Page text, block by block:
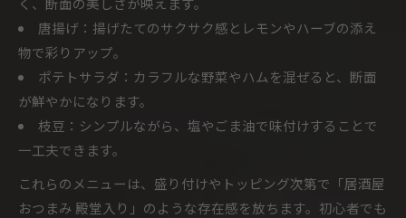
唐揚げ：揚げたてのサクサク感とレモンやハーブの添え
物で彩りアップ。
ポテトサラダ：カラフルな野菜やハムを混ぜると、断面
が鮮やかになります。
枝豆：シンプルながら、塩やごま油で味付けすることで
一工夫できます。
これらのメニューは、盛り付けやトッピング次第で「居酒屋
おつまみ 殿堂入り」のような存在感を放ちます。初心者でも